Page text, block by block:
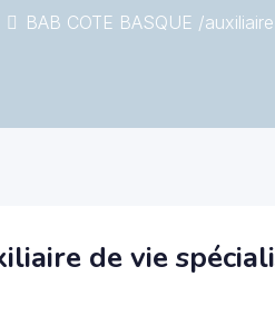
BAB COTE BASQUE /
de vie